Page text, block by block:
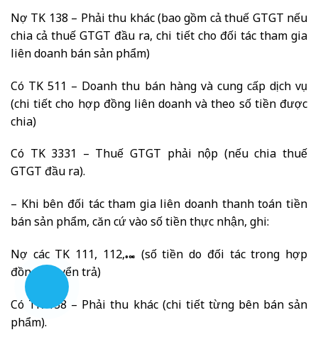
Nợ TK 138 – Phải thu khác (bao gồm cả thuế GTGT nếu
chia cả thuế GTGT đầu ra, chi tiết cho đối tác tham gia
liên doanh bán sản phẩm)
Có TK 511 – Doanh thu bán hàng và cung cấp dịch vụ
(chi tiết cho hợp đồng liên doanh và theo số tiền được
chia)
Có TK 3331 – Thuế GTGT phải nộp (nếu chia thuế
GTGT đầu ra).
– Khi bên đối tác tham gia liên doanh thanh toán tiền
bán sản phẩm, căn cứ vào số tiền thực nhận, ghi:
Nợ các TK 111, 112,… (số tiền do đối tác trong hợp
đồng chuyển trả)
Có TK 138 – Phải thu khác (chi tiết từng bên bán sản
phẩm).